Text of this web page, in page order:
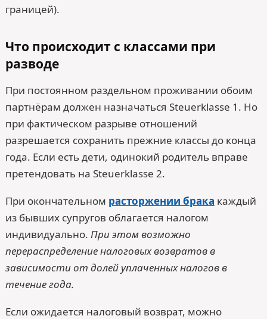
границей).
Что происходит с классами при
разводе
При постоянном раздельном проживании обоим
партнёрам должен назначаться Steuerklasse 1. Но
при фактическом разрыве отношений
разрешается сохранить прежние классы до конца
года. Если есть дети, одинокий родитель вправе
претендовать на Steuerklasse 2.
При окончательном расторжении брака каждый
из бывших супругов облагается налогом
индивидуально. При этом возможно
перераспределение налоговых возвратов в
зависимости от долей уплаченных налогов в
течение года.
Если ожидается налоговый возврат, можно